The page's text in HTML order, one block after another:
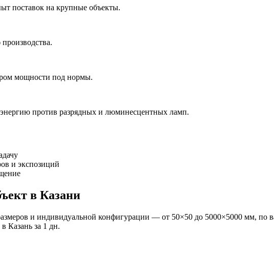
поставок на крупные объекты.
мощности под нормы.
против разрядных и люминесцентных ламп.
и экспозиций
в Казани
и индивидуальной конфигурации — от 50×50 до 5000×5000 мм,
в Казань за 1 дн.